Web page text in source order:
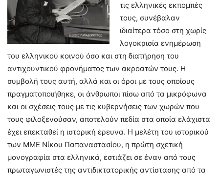
τις ελληνικές εκπομπές
τους, συνέβαλαν
ιδιαίτερα τόσο στη χωρίς
λογοκρισία ενημέρωση
του ελληνικού κοινού όσο και στη διατήρηση του
αντιχουντικού φρονήματος των ακροατών τους. Η
συμβολή τους αυτή, αλλά και οι όροι με τους οποίους
πραγματοποιήθηκε, οι άνθρωποι πίσω από τα μικρόφωνα
και οι σχέσεις τους με τις κυβερνήσεις των χωρών που
τους φιλοξενούσαν, αποτελούν πεδία στα οποία ελάχιστα
έχει επεκταθεί η ιστορική έρευνα. Η μελέτη του ιστορικού
των ΜΜΕ Νίκου Παπαναστασίου, η πρώτη σχετική
μονογραφία στα ελληνικά, εστιάζει σε έναν από τους
πρωταγωνιστές της αντιδικτατορικής αντίστασης από τα